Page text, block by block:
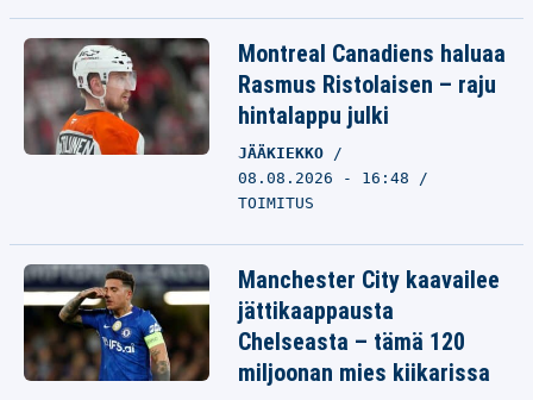
Montreal Canadiens haluaa
Rasmus Ristolaisen – raju
hintalappu julki
JÄÄKIEKKO
08.08.2026 - 16:48
TOIMITUS
Manchester City kaavailee
jättikaappausta
Chelseasta – tämä 120
miljoonan mies kiikarissa